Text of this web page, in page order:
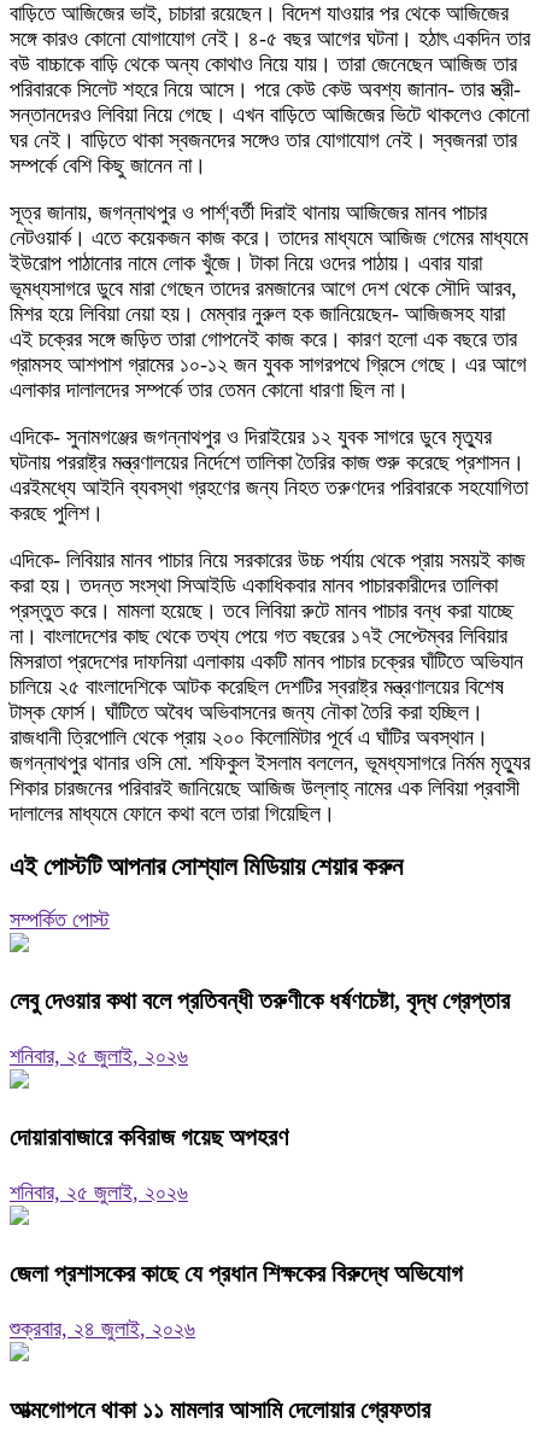
বাড়িতে আজিজের ভাই, চাচারা রয়েছেন। বিদেশ যাওয়ার পর থেকে আজিজের
সঙ্গে কারও কোনো যোগাযোগ নেই। ৪-৫ বছর আগের ঘটনা। হঠাৎ একদিন তার
বউ বাচ্চাকে বাড়ি থেকে অন্য কোথাও নিয়ে যায়। তারা জেনেছেন আজিজ তার
পরিবারকে সিলেট শহরে নিয়ে আসে। পরে কেউ কেউ অবশ্য জানান- তার স্ত্রী-
সন্তানদেরও লিবিয়া নিয়ে গেছে। এখন বাড়িতে আজিজের ভিটে থাকলেও কোনো
ঘর নেই। বাড়িতে থাকা স্বজনদের সঙ্গেও তার যোগাযোগ নেই। স্বজনরা তার
সম্পর্কে বেশি কিছু জানেন না।
সূত্র জানায়, জগন্নাথপুর ও পার্শ¦বর্তী দিরাই থানায় আজিজের মানব পাচার
নেটওয়ার্ক। এতে কয়েকজন কাজ করে। তাদের মাধ্যমে আজিজ গেমের মাধ্যমে
ইউরোপ পাঠানোর নামে লোক খুঁজে। টাকা নিয়ে ওদের পাঠায়। এবার যারা
ভূমধ্যসাগরে ডুবে মারা গেছেন তাদের রমজানের আগে দেশ থেকে সৌদি আরব,
মিশর হয়ে লিবিয়া নেয়া হয়। মেম্বার নুরুল হক জানিয়েছেন- আজিজসহ যারা
এই চক্রের সঙ্গে জড়িত তারা গোপনেই কাজ করে। কারণ হলো এক বছরে তার
গ্রামসহ আশপাশ গ্রামের ১০-১২ জন যুবক সাগরপথে গ্রিসে গেছে। এর আগে
এলাকার দালালদের সম্পর্কে তার তেমন কোনো ধারণা ছিল না।
এদিকে- সুনামগঞ্জের জগন্নাথপুর ও দিরাইয়ের ১২ যুবক সাগরে ডুবে মৃত্যুর
ঘটনায় পররাষ্ট্র মন্ত্রণালয়ের নির্দেশে তালিকা তৈরির কাজ শুরু করেছে প্রশাসন।
এরইমধ্যে আইনি ব্যবস্থা গ্রহণের জন্য নিহত তরুণদের পরিবারকে সহযোগিতা
করছে পুলিশ।
এদিকে- লিবিয়ার মানব পাচার নিয়ে সরকারের উচ্চ পর্যায় থেকে প্রায় সময়ই কাজ
করা হয়। তদন্ত সংস্থা সিআইডি একাধিকবার মানব পাচারকারীদের তালিকা
প্রস্তুত করে। মামলা হয়েছে। তবে লিবিয়া রুটে মানব পাচার বন্ধ করা যাচ্ছে
না। বাংলাদেশের কাছ থেকে তথ্য পেয়ে গত বছরের ১৭ই সেপ্টেম্বর লিবিয়ার
মিসরাতা প্রদেশের দাফনিয়া এলাকায় একটি মানব পাচার চক্রের ঘাঁটিতে অভিযান
চালিয়ে ২৫ বাংলাদেশিকে আটক করেছিল দেশটির স্বরাষ্ট্র মন্ত্রণালয়ের বিশেষ
টাস্ক ফোর্স। ঘাঁটিতে অবৈধ অভিবাসনের জন্য নৌকা তৈরি করা হচ্ছিল।
রাজধানী ত্রিপোলি থেকে প্রায় ২০০ কিলোমিটার পূর্বে এ ঘাঁটির অবস্থান।
জগন্নাথপুর থানার ওসি মো. শফিকুল ইসলাম বললেন, ভূমধ্যসাগরে নির্মম মৃত্যুর
শিকার চারজনের পরিবারই জানিয়েছে আজিজ উল্লাহ্ নামের এক লিবিয়া প্রবাসী
দালালের মাধ্যমে ফোনে কথা বলে তারা গিয়েছিল।
এই পোস্টটি আপনার সোশ্যাল মিডিয়ায় শেয়ার করুন
সম্পর্কিত পোস্ট
লেবু দেওয়ার কথা বলে প্রতিবন্ধী তরুণীকে ধর্ষণচেষ্টা, বৃদ্ধ গ্রেপ্তার
শনিবার, ২৫ জুলাই, ২০২৬
দোয়ারাবাজারে কবিরাজ গয়েছ অপহরণ
শনিবার, ২৫ জুলাই, ২০২৬
জেলা প্রশাসকের কাছে যে প্রধান শিক্ষকের বিরুদ্ধে অভিযোগ
শুক্রবার, ২৪ জুলাই, ২০২৬
আত্মগোপনে থাকা ১১ মামলার আসামি দেলোয়ার গ্রেফতার